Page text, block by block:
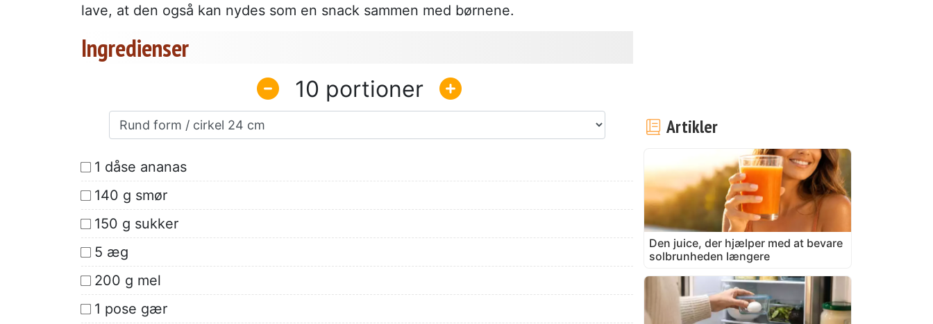
lave, at den også kan nydes som en snack sammen med børnene.
Ingredienser
10
1 dåse ananas
140 g smør
150 g sukker
5 æg
200 g mel
1 pose gær
Artikler
Den juice, der hjælper med at bevare
solbrunheden længere